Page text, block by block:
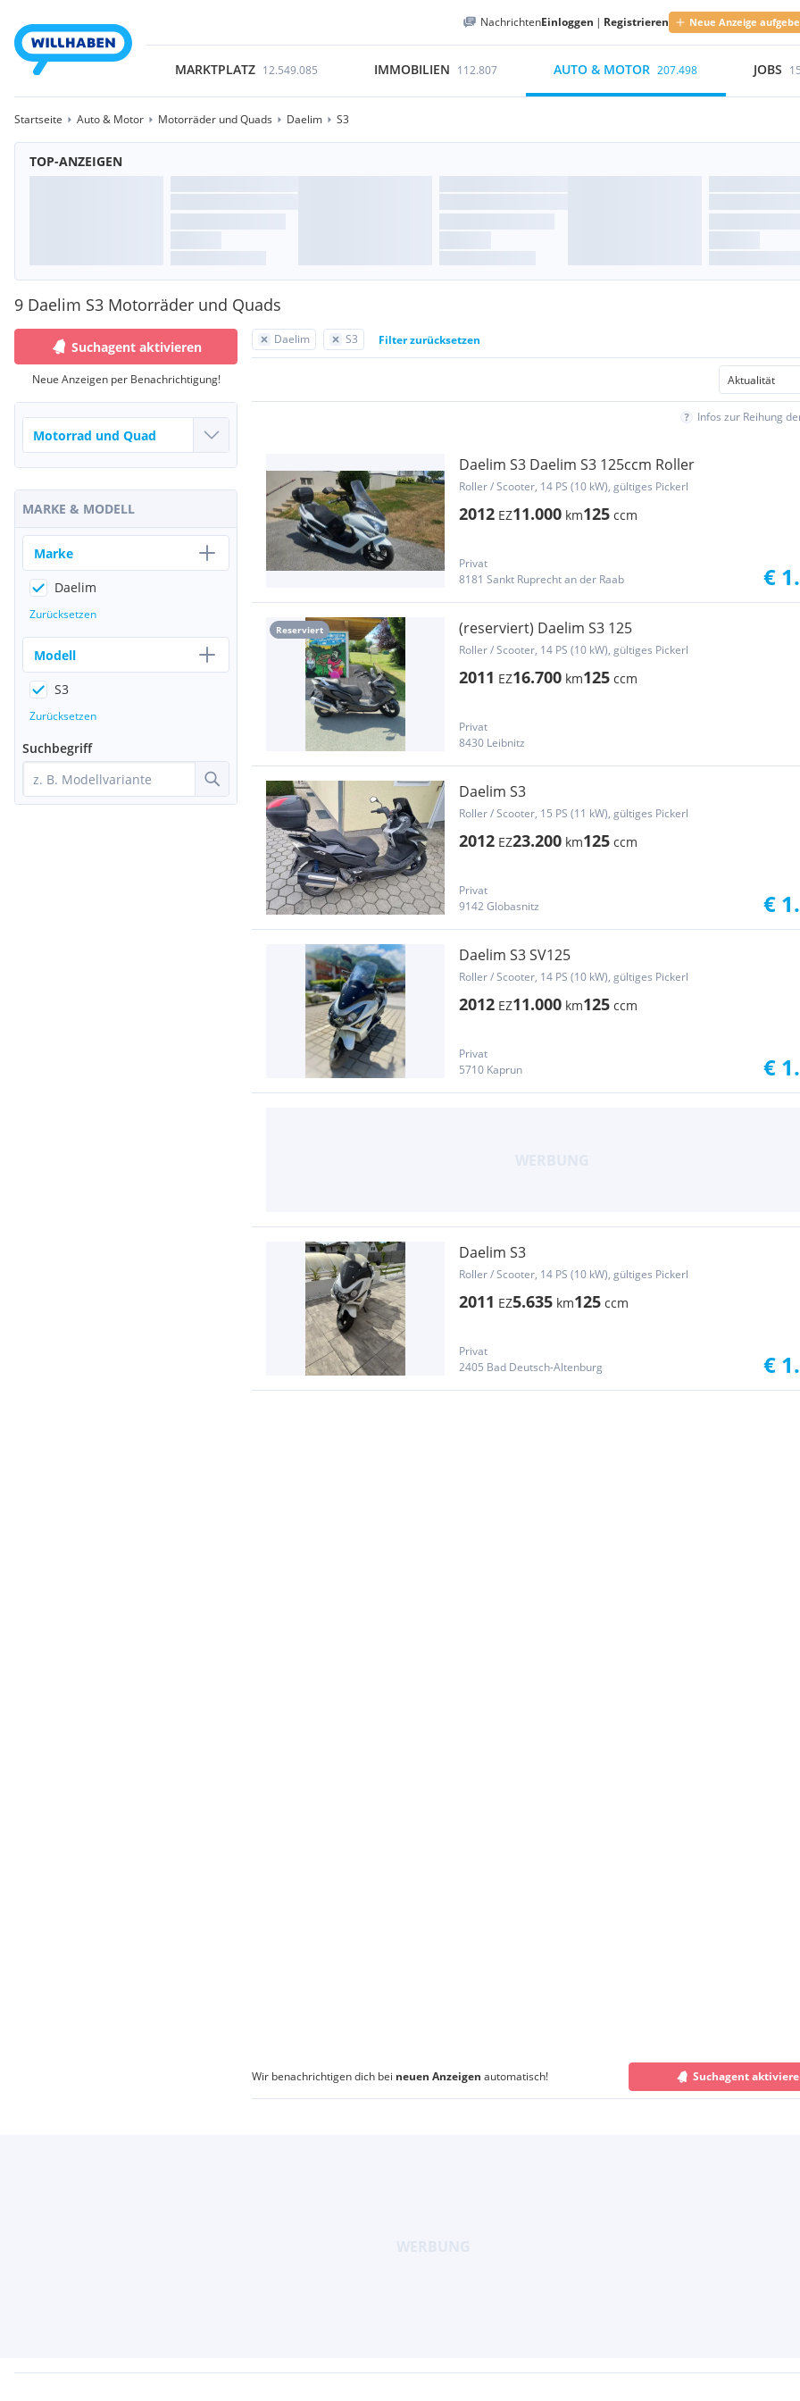
NachrichtenEinloggen | Registrieren Neue Anzeige
MARKTPLATZ 12.549.085 IMMOBILIEN 112.807 AUTO & MOTOR 207.498 JOBS
Startseite Auto & Motor Motorräder und Quads Daelim S3
TOP-ANZEIGEN
9 Daelim S3 Motorräder und Quads
Daelim S3 Filter zurücksetzen
Infos zur Reihung
Daelim S3 Daelim S3 125ccm Roller
Roller / Scooter, 14 PS (10 kW), gültiges Pickerl
2012 EZ11.000 km125 ccm
Privat
8181 Sankt Ruprecht an der Raab
€
Reserviert (reserviert) Daelim S3 125
Roller / Scooter, 14 PS (10 kW), gültiges Pickerl
2011 EZ16.700 km125 ccm
Privat
8430 Leibnitz
Daelim S3
Roller / Scooter, 15 PS (11 kW), gültiges Pickerl
2012 EZ23.200 km125 ccm
Privat
9142 Globasnitz
€
Daelim S3 SV125
Roller / Scooter, 14 PS (10 kW), gültiges Pickerl
2012 EZ11.000 km125 ccm
Privat
5710 Kaprun
€
Daelim S3
Roller / Scooter, 14 PS (10 kW), gültiges Pickerl
2011 EZ5.635 km125 ccm
Privat
2405 Bad Deutsch-Altenburg
€
Wir benachrichtigen dich bei neuen Anzeigen automatisch! Suchagent
Suchagent aktivieren
Neue Anzeigen per Benachrichtigung!
MARKE & MODELL
Marke
Daelim
Zurücksetzen
Modell
S3
Zurücksetzen
Suchbegriff